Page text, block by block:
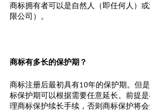
商标拥有者可以是自然人（即任何人）
限公司）。
商标有多长的保护期？
商标注册后最初具有10年的保护期。但
标保护期可以根据需要任意延长。前提
理商标保护续长手续，否则商标保护将会